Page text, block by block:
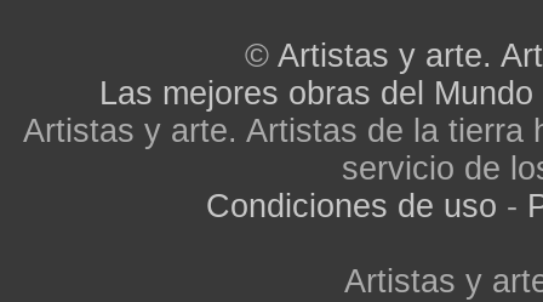
© Artistas y arte.
Las mejores obras del Mundo
Artistas y arte. Artistas de la tierra
servicio de
Condiciones de uso -
Artistas y